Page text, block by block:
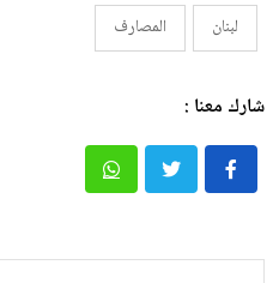
لبنان المصارف
شارك معنا :